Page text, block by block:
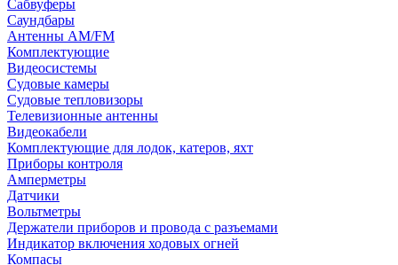
Сабвуферы
Саундбары
Антенны AM/FM
Комплектующие
Видеосистемы
Судовые камеры
Cудовые тепловизоры
Телевизионные антенны
Видеокабели
Комплектующие для лодок, катеров, яхт
Приборы контроля
Амперметры
Датчики
Вольтметры
Держатели приборов и провода с разъемами
Индикатор включения ходовых огней
Компасы